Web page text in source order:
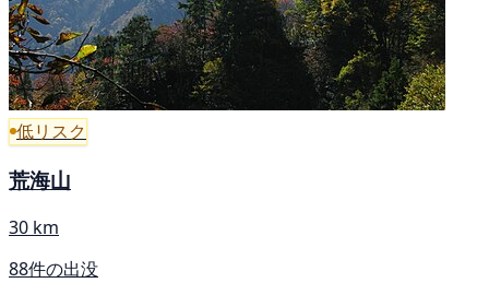
低リスク
荒海山
30 km
88件の出没